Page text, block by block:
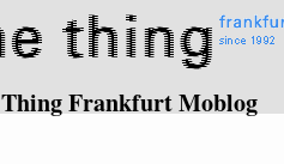
Thing Frankfurt Moblog